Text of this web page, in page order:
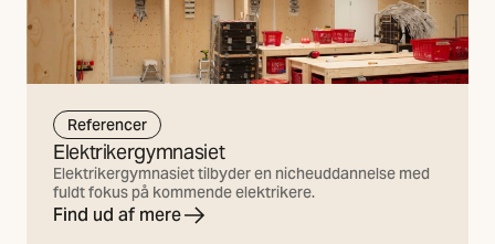
Referencer
Elektrikergymnasiet
Elektrikergymnasiet tilbyder en nicheuddannelse med
fuldt fokus på kommende elektrikere.
Find ud af mere